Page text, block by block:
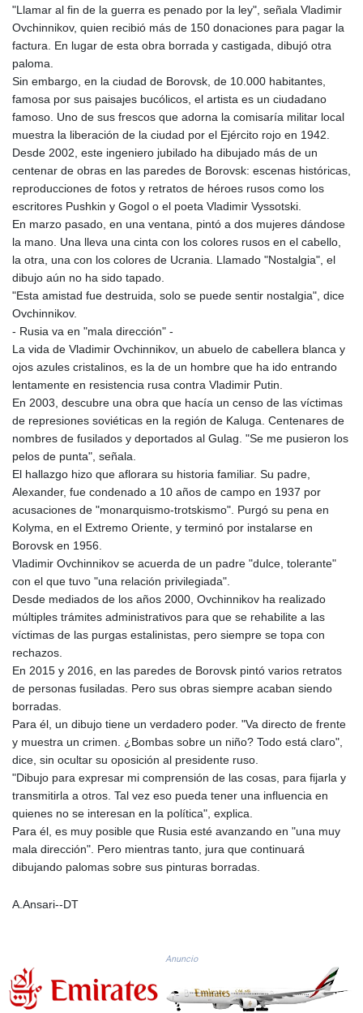
KYD 0.960588
LAK 26025.676609
103223.017367
LKR 386.635196
LSL 18.726567
MAD 10.743067
MDL 20.044751
MNT 4159.0218
MUR 54.419742
MVR 17.862733
MXN 19.811945
MYR 4.728715
MZN 73.882892
NPR 175.501819
OMR 0.442445
PAB 1.152686
PEN 3.903651
PGK 5.093937
PHP 70.183258
PYG 6853.914834
RON 5.244583
RUB 94.338828
SAR 4.345489
SBD 9.325039
SDG 694.263698
SEK 10.961095
STD 23929.673396
SVC 10.085875
"Llamar al fin de la guerra es penado por la ley", señala Vladimir
Ovchinnikov, quien recibió más de 150 donaciones para pagar la
factura. En lugar de esta obra borrada y castigada, dibujó otra
paloma.
Sin embargo, en la ciudad de Borovsk, de 10.000 habitantes,
famosa por sus paisajes bucólicos, el artista es un ciudadano
famoso. Uno de sus frescos que adorna la comisaría militar local
muestra la liberación de la ciudad por el Ejército rojo en 1942.
Desde 2002, este ingeniero jubilado ha dibujado más de un
centenar de obras en las paredes de Borovsk: escenas históricas,
reproducciones de fotos y retratos de héroes rusos como los
escritores Pushkin y Gogol o el poeta Vladimir Vyssotski.
En marzo pasado, en una ventana, pintó a dos mujeres dándose
la mano. Una lleva una cinta con los colores rusos en el cabello,
la otra, una con los colores de Ucrania. Llamado "Nostalgia", el
dibujo aún no ha sido tapado.
"Esta amistad fue destruida, solo se puede sentir nostalgia", dice
Ovchinnikov.
- Rusia va en "mala dirección" -
La vida de Vladimir Ovchinnikov, un abuelo de cabellera blanca y
ojos azules cristalinos, es la de un hombre que ha ido entrando
lentamente en resistencia rusa contra Vladimir Putin.
En 2003, descubre una obra que hacía un censo de las víctimas
de represiones soviéticas en la región de Kaluga. Centenares de
nombres de fusilados y deportados al Gulag. "Se me pusieron los
pelos de punta", señala.
El hallazgo hizo que aflorara su historia familiar. Su padre,
Alexander, fue condenado a 10 años de campo en 1937 por
acusaciones de "monarquismo-trotskismo". Purgó su pena en
Kolyma, en el Extremo Oriente, y terminó por instalarse en
Borovsk en 1956.
Vladimir Ovchinnikov se acuerda de un padre "dulce, tolerante"
con el que tuvo "una relación privilegiada".
Desde mediados de los años 2000, Ovchinnikov ha realizado
múltiples trámites administrativos para que se rehabilite a las
víctimas de las purgas estalinistas, pero siempre se topa con
rechazos.
En 2015 y 2016, en las paredes de Borovsk pintó varios retratos
de personas fusiladas. Pero sus obras siempre acaban siendo
borradas.
Para él, un dibujo tiene un verdadero poder. "Va directo de frente
y muestra un crimen. ¿Bombas sobre un niño? Todo está claro",
dice, sin ocultar su oposición al presidente ruso.
"Dibujo para expresar mi comprensión de las cosas, para fijarla y
transmitirla a otros. Tal vez eso pueda tener una influencia en
quienes no se interesan en la política", explica.
Para él, es muy posible que Rusia esté avanzando en "una muy
mala dirección". Pero mientras tanto, jura que continuará
dibujando palomas sobre sus pinturas borradas.
A.Ansari--DT
Anuncio